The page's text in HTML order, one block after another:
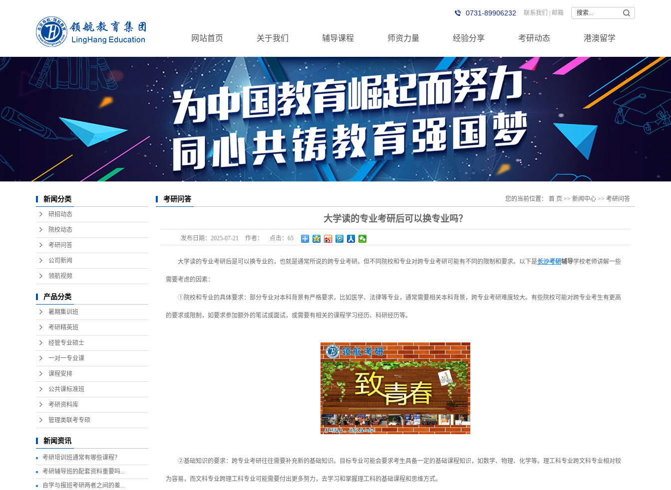
联系我们 邮箱
0731-89906232
网站首页 关于我们 辅导课程 师资力量 经验分享 考研动态 港澳留学
新闻分类
研招动态
院校动态
考研问答
公司新闻
领航视频
产品分类
暑期集训班
考研精英班
经管专业硕士
一对一专业课
课程安排
公共课标准班
考研资料库
管理类联考专硕
新闻资讯
考研培训班通常有哪些课程？
考研辅导班的配套资料重要吗...
自学与报班考研两者之间的差...
考研问答 您的当前位置： 首 页 >> 新闻中心 >> 考研问答
大学读的专业考研后可以换专业吗？
发布日期： 2025-07-21 作者： 点击： 65
大学读的专业考研后是可以换专业的，也就是通常所说的跨专业考研。但不同院校和专业对跨专业考研可能有不同的限制和要求。以下是长沙考研辅导学校老师讲解一些
需要考虑的因素：
①院校和专业的具体要求：部分专业对本科背景有严格要求，比如医学、法律等专业，通常需要相关本科背景，跨专业考研难度较大。有些院校可能对跨专业考生有更高
的要求或限制，如要求参加额外的笔试或面试，或需要有相关的课程学习经历、科研经历等。
②基础知识的要求：跨专业考研往往需要补充新的基础知识。目标专业可能会要求考生具备一定的基础课程知识，如数学、物理、化学等。理工科专业跨文科专业相对较
为容易，而文科专业跨理工科专业可能需要付出更多努力，去学习和掌握理工科的基础课程和思维方式。